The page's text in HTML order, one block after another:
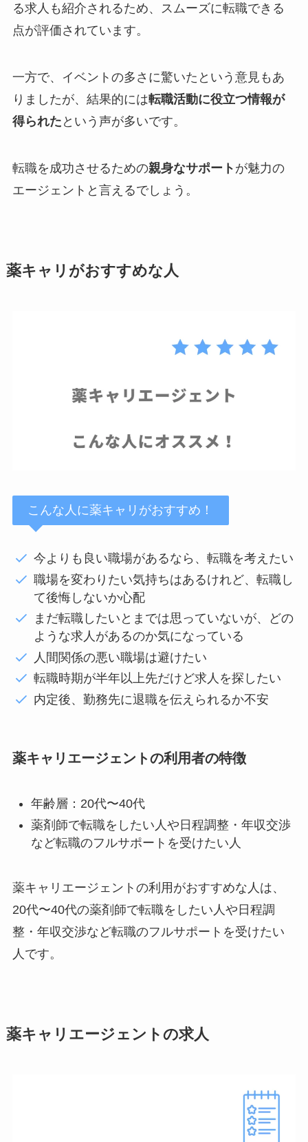
る求人も紹介されるため、スムーズに転職できる
点が評価されています。
一方で、イベントの多さに驚いたという意見もあ
りましたが、結果的には転職活動に役立つ情報が
得られた という声が多いです。
転職を成功させるための親身なサポート が魅力の
エージェントと言えるでしょう。
薬キャリがおすすめな人
こんな人に薬キャリがおすすめ！
今よりも良い職場があるなら、転職を考えたい
職場を変わりたい気持ちはあるけれど、転職し
て後悔しないか心配
まだ転職したいとまでは思っていないが、どの
ような求人があるのか気になっている
人間関係の悪い職場は避けたい
転職時期が半年以上先だけど求人を探したい
内定後、勤務先に退職を伝えられるか不安
薬キャリエージェントの利用者の特徴
年齢層：20代〜40代
薬剤師で転職をしたい人や日程調整・年収交渉
など転職のフルサポートを受けたい人
薬キャリエージェントの利用がおすすめな人は、
20代〜40代の薬剤師で転職をしたい人や日程調
整・年収交渉など転職のフルサポートを受けたい
人です。
薬キャリエージェントの求人